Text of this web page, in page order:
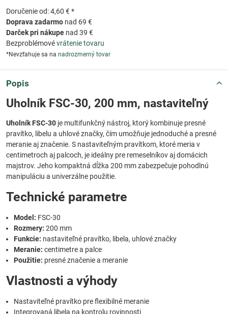
Doručenie od: 4,60 € *
Doprava zadarmo nad 69 €
Darček pri nákupe nad 39 €
Bezproblémovévrátenie tovaru
*Nevzťahuje sa na nadrozmerný tovar
Popis
Uholník FSC-30, 200 mm, nastaviteľný
Uholník FSC-30 je multifunkčný nástroj, ktorý kombinuje presné
pravítko, libelu a uhlové značky, čím umožňuje jednoduché a presné
meranie aj značenie. S nastaviteľným pravítkom, ktoré meria v
centimetroch aj palcoch, je ideálny pre remeselníkov aj domácich
majstrov. Jeho kompaktná dĺžka 200 mm zabezpečuje pohodlnú
manipuláciu a univerzálne použitie.
Technické parametre
Model: FSC-30
Rozmery: 200 mm
Funkcie: nastaviteľné pravítko, libela, uhlové značky
Meranie: centimetre a palce
Použitie: presné značenie a meranie
Vlastnosti a výhody
Nastaviteľné pravítko pre flexibilné meranie
Integrovaná libela na kontrolu rovinnosti